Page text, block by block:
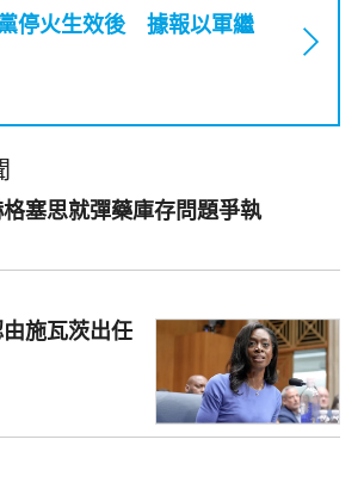
停火生效後 據報以軍繼
塞思就彈藥庫存問題爭執
施瓦茨出任